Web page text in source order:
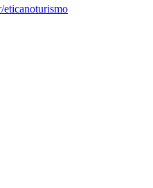
eticanoturismo